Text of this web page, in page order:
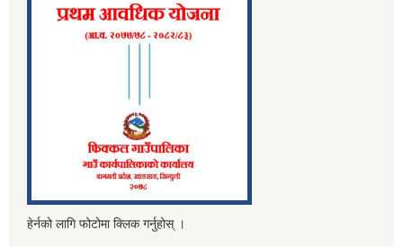
हेर्नको लागि फोटोमा क्लिक गर्नुहोस् ।